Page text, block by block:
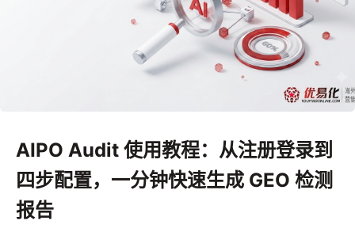
AIPO Audit 使用教程：从注册登录到
四步配置，一分钟快速生成 GEO 检测
报告